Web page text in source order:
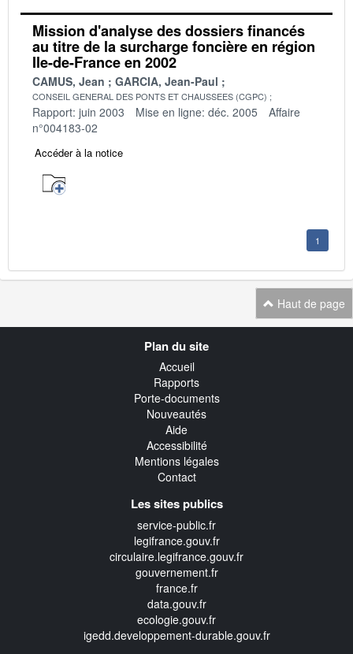
Mission d'analyse des dossiers financés
au titre de la surcharge foncière en région
Ile-de-France en 2002
CAMUS, Jean GARCIA, Jean-Paul
CONSEIL GENERAL DES PONTS ET CHAUSSEES (CGPC)
Rapport: juin 2003 Mise en ligne: déc. 2005
Affaire
n°004183-02
Accéder à la notice
1
Haut de page
Plan du site
Accueil
Rapports
Porte-documents
Nouveautés
Aide
Accessibilité
Mentions légales
Contact
Les sites publics
service-public.fr
legifrance.gouv.fr
circulaire.legifrance.gouv.fr
gouvernement.fr
france.fr
data.gouv.fr
ecologie.gouv.fr
igedd.developpement-durable.gouv.fr